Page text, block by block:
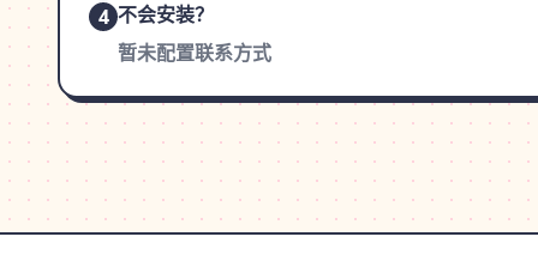
4 不会安装？
暂未配置联系方式